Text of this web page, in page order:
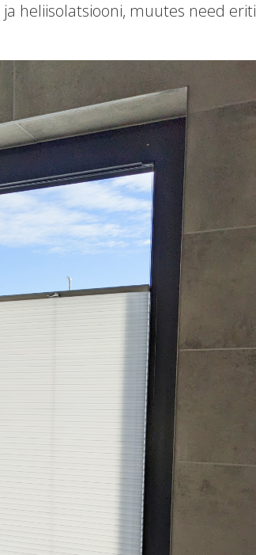
heliisolatsiooni, muutes need eriti